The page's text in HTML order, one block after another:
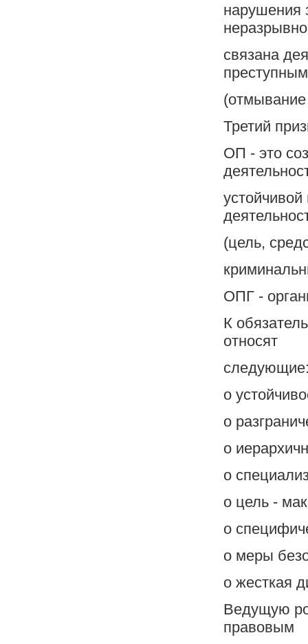
нарушения
неразрывно
связана
(отмывание
Третий
ОП - это
(цель,
ОПГ -
К
относят
o
o
o
o
o цель -
o
o меры
o жесткая
Ведущую
правовым